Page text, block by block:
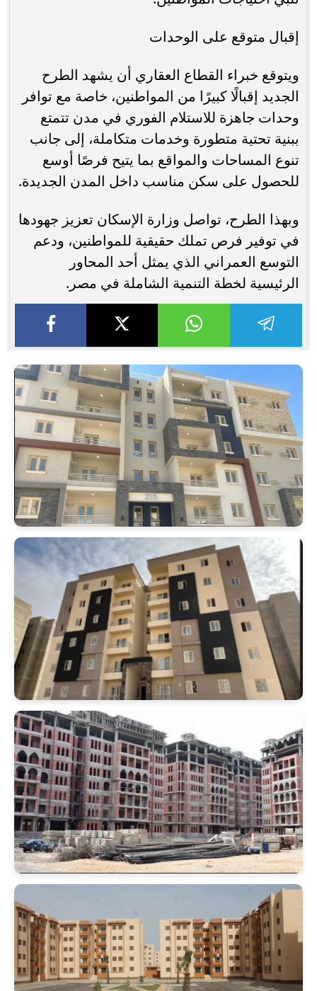
إقبال متوقع على الوحدات
ويتوقع خبراء القطاع العقاري أن يشهد الطرح
الجديد إقبالًا كبيرًا من المواطنين، خاصة مع توافر
وحدات جاهزة للاستلام الفوري في مدن تتمتع
ببنية تحتية متطورة وخدمات متكاملة، إلى جانب
تنوع المساحات والمواقع بما يتيح فرصًا أوسع
للحصول على سكن مناسب داخل المدن الجديدة.
وبهذا الطرح، تواصل وزارة الإسكان تعزيز جهودها
في توفير فرص تملك حقيقية للمواطنين، ودعم
التوسع العمراني الذي يمثل أحد المحاور
الرئيسية لخطة التنمية الشاملة في مصر.